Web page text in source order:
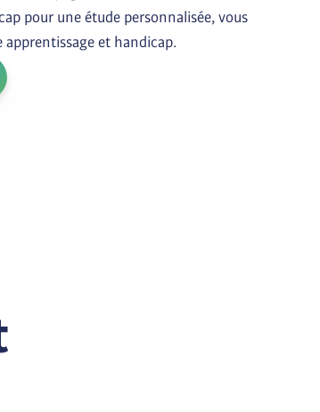
pour une étude personnalisée, vous
apprentissage et handicap.